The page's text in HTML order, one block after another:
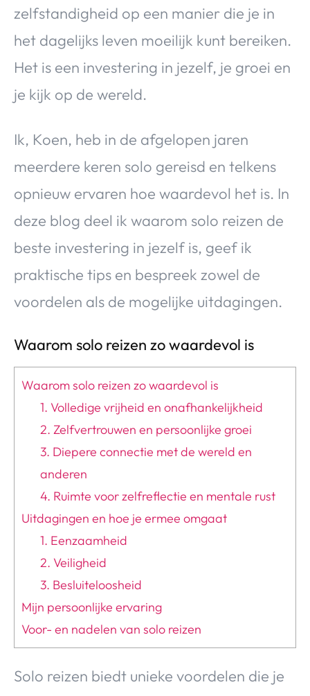
zelfstandigheid op een manier die je in
het dagelijks leven moeilijk kunt bereiken.
Het is een investering in jezelf, je groei en
je kijk op de wereld.
Ik, Koen, heb in de afgelopen jaren
meerdere keren solo gereisd en telkens
opnieuw ervaren hoe waardevol het is. In
deze blog deel ik waarom solo reizen de
beste investering in jezelf is, geef ik
praktische tips en bespreek zowel de
voordelen als de mogelijke uitdagingen.
Waarom solo reizen zo waardevol is
Waarom solo reizen zo waardevol is
1. Volledige vrijheid en onafhankelijkheid
2. Zelfvertrouwen en persoonlijke groei
3. Diepere connectie met de wereld en
anderen
4. Ruimte voor zelfreflectie en mentale rust
Uitdagingen en hoe je ermee omgaat
1. Eenzaamheid
2. Veiligheid
3. Besluiteloosheid
Mijn persoonlijke ervaring
Voor- en nadelen van solo reizen
Solo reizen biedt unieke voordelen die je